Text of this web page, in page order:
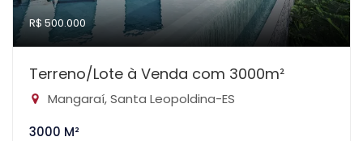
R$ 500.000
Terreno/Lote à Venda com 3000m²
Mangaraí, Santa Leopoldina-ES
3000 M²